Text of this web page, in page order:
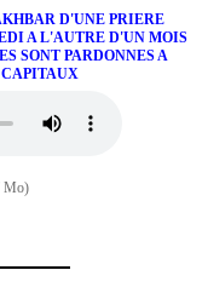
D'UNE PRIERE
A L'AUTRE D'UN MOIS
SONT PARDONNES A
CAPITAUX
Mo)